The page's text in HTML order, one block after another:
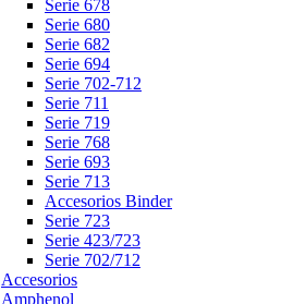
Serie 678
Serie 680
Serie 682
Serie 694
Serie 702-712
Serie 711
Serie 719
Serie 768
Serie 693
Serie 713
Accesorios Binder
Serie 723
Serie 423/723
Serie 702/712
Accesorios
Amphenol